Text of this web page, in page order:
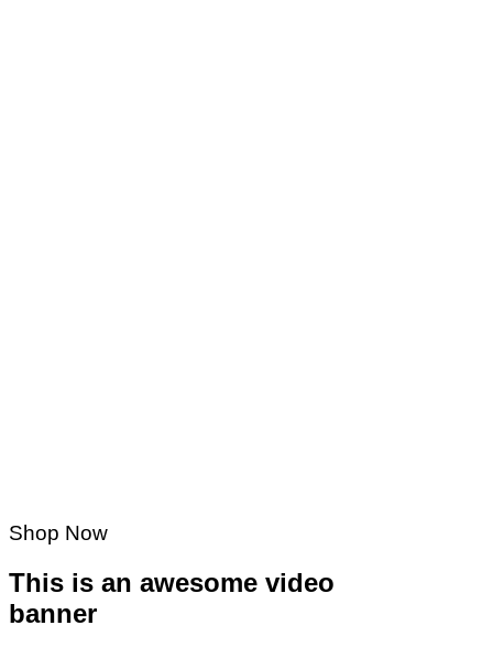
Shop Now
This is an awesome video
banner